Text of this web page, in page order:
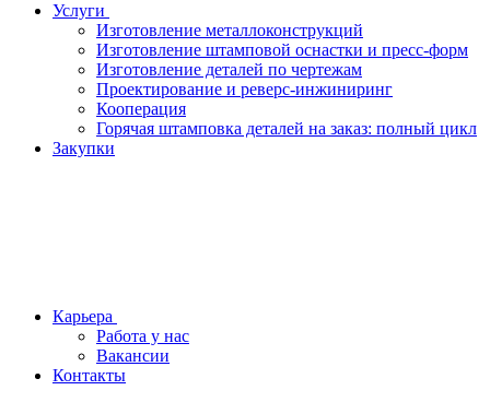
Услуги
Изготовление металлоконструкций
Изготовление штамповой оснастки и пресс-форм
Изготовление деталей по чертежам
Проектирование и реверс-инжиниринг
Кооперация
Горячая штамповка деталей на заказ: полный цикл
Закупки
Карьера
Работа у нас
Вакансии
Контакты